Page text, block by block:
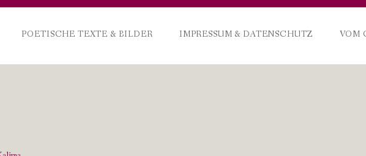
POETISCHE TEXTE & BILDER IMPRESSUM & DATENSCHUTZ VOM